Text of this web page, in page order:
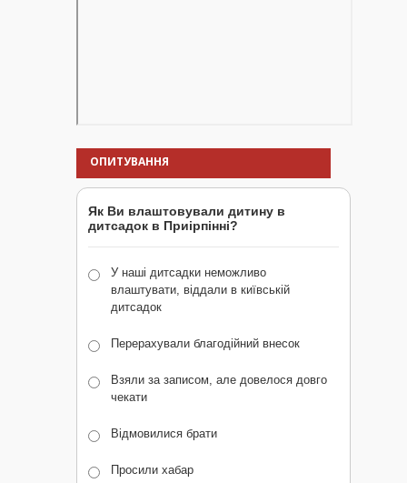
ОПИТУВАННЯ
Як Ви влаштовували дитину в
дитсадок в Приірпінні?
У наші дитсадки неможливо
влаштувати, віддали в київській
дитсадок
Перерахували благодійний внесок
Взяли за записом, але довелося довго
чекати
Відмовилися брати
Просили хабар